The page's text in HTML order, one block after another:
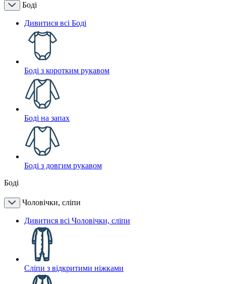
Боді
Дивитися всі Боді
Боді з коротким рукавом
Боді на запах
Боді з довгим рукавом
Боді
Чоловічки, сліпи
Дивитися всі Чоловічки, сліпи
Сліпи з відкритими ніжками